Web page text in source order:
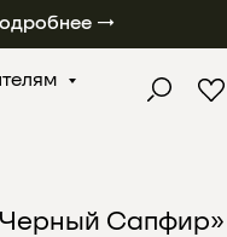
→
Сапфир»